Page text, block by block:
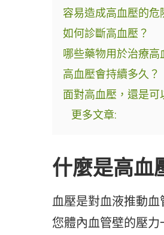
容易造成高血壓的危
如何診斷高血壓？
哪些藥物用於治療高
高血壓會持續多久？
面對高血壓，還是可
更多文章:
什麼是高血
血壓是對血液推動
您體內血管壁的壓力